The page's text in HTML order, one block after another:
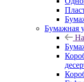
Бумажная